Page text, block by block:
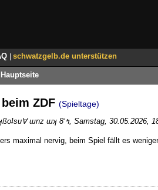
schwatzgelb.de unterstützen
ZDF (Spieltage)
sᴉǝɹʞßoʇsu∀ ɯnz ɯʞ 8ʻߤ, Samstag, 30.05.2026,
maximal nervig, beim Spiel fällt es